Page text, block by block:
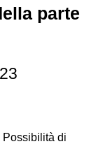
parte
Possibilità di